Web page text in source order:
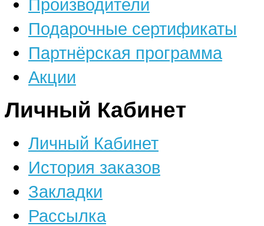
Производители
Подарочные сертификаты
Партнёрская программа
Акции
Личный Кабинет
Личный Кабинет
История заказов
Закладки
Рассылка